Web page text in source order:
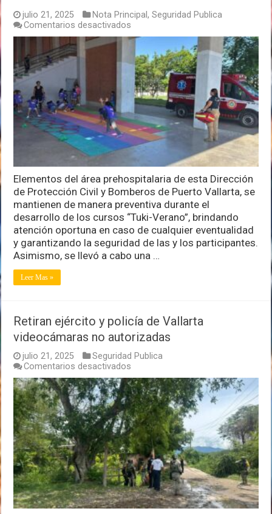
julio 21, 2025 Nota Principal,Seguridad Publica
Comentarios desactivados
Guardia
Protección
Civil
y
Bomberos,
por
inicio
del
Tuki-
Verano
Elementos del área prehospitalaria de esta Dirección
de Protección Civil y Bomberos de Puerto Vallarta, se
mantienen de manera preventiva durante el
desarrollo de los cursos “Tuki-Verano”, brindando
atención oportuna en caso de cualquier eventualidad
y garantizando la seguridad de las y los participantes.
Asimismo, se llevó a cabo una …
Leer Mas »
Retiran ejército y policía de Vallarta
videocámaras no autorizadas
julio 21, 2025
Seguridad Publica
Comentarios desactivados
Retiran
ejército
y
policía
de
Vallarta
videocámaras
no
autorizadas